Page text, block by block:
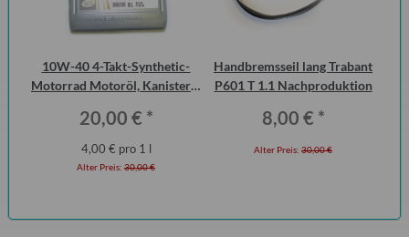
10W-40 4-Takt-Synthetic-
Motorrad Motoröl, Kanister 5
20,00 € *
4,00 € pro 1 l
Alter Preis: 30,00 €
Handbremsseil lang Trabant
P601 T 1.1 Nachproduktion
8,00 € *
Alter Preis: 30,00 €